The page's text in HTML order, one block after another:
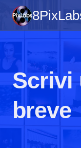
contenuto
Scrivi
breve